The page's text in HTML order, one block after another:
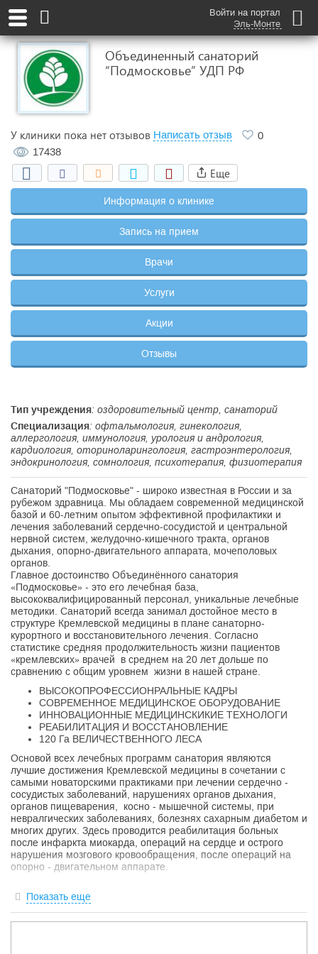
Войти на портал
Эль-Монте
Объединенный санаторий
“Подмосковье” УДП РФ
У клиники пока нет отзывов Написать отзыв
0
17438
Еще
Информация о клинике
Запись на прием
Врачи
Услуги
Акции
Отзывы
Тип учреждения: оздоровительный центр, санаторий
Специализация: офтальмология, гинекология,
аллергология, иммунология, урология и андрология,
кардиология, оториноларингология, гастроэнтерология,
эндокринология, сомнология, психотерапия, физиотерапия
Санаторий "Подмосковье" - широко известная в России и за
рубежом здравница. Мы обладаем современной медицинской
базой и 60-летним опытом эффективной профилактики и
лечения заболеваний сердечно-сосудистой и центральной
нервной систем, желудочно-кишечного тракта, органов
дыхания, опорно-двигательного аппарата, мочеполовых
органов.
Главное достоинство Объединённого санатория
«Подмосковье» - это его лечебная база,
высококвалифицированный персонал, уникальные лечебные
методики. Санаторий всегда занимал достойное место в
структуре Кремлевской медицины в плане санаторно-
курортного и восстановительного лечения. Согласно
статистике средняя продолжительность жизни пациентов
«кремлевских» врачей в среднем на 20 лет дольше по
сравнению с общим уровнем жизни в нашей стране.
ВЫСОКОПРОФЕССИОНРАЛЬНЫЕ КАДРЫ
СОВРЕМЕННОЕ МЕДИЦИНСКОЕ ОБОРУДОВАНИЕ
ИННОВАЦИОННЫЕ МЕДИЦИНСКИКИЕ ТЕХНОЛОГИ
РЕАБИЛИТАЦИЯ И ВОССТАНОВЛЕНИЕ
120 Га ВЕЛИЧЕСТВЕННОГО ЛЕСА
Основой всех лечебных программ санатория являются
лучшие достижения Кремлевской медицины в сочетании с
самыми новаторскими практиками при лечении сердечно -
сосудистых заболеваний, нарушениях органов дыхания,
органов пищеварения, косно - мышечной системы, при
невралгических заболеваниях, болезнях сахарным диабетом и
многих других. Здесь проводится реабилитация больных
после инфаркта миокарда, операций на сердце и острого
нарушения мозгового кровообращения, после операций на
опорно - двигательном аппарате.
развиваться, совершенствовать клиническую и материально -
техническую базу, внедряя самые современные и новейшие
методы реабилитации, восстановления здоровья. Располагает
Показать еще